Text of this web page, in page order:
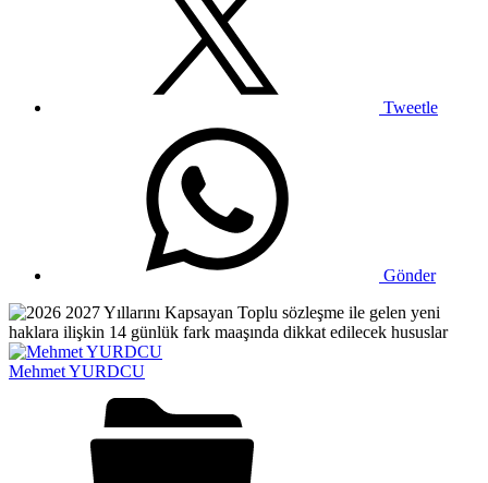
Tweetle
Gönder
Mehmet YURDCU